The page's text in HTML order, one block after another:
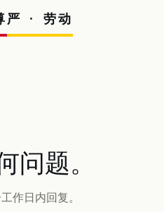
严 · 劳动
问题。
作日内回复。